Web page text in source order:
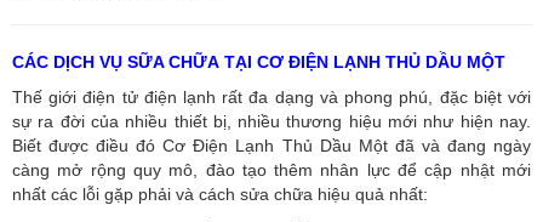
CÁC DỊCH VỤ SỮA CHỮA TẠI CƠ ĐIỆN LẠNH THỦ DẦU MỘT
Thế giới điện tử điện lạnh rất đa dạng và phong phú, đặc biệt với
sự ra đời của nhiều thiết bị, nhiều thương hiệu mới như hiện nay.
Biết được điều đó Cơ Điện Lạnh Thủ Dầu Một đã và đang ngày
càng mở rộng quy mô, đào tạo thêm nhân lực để cập nhật mới
nhất các lỗi gặp phải và cách sửa chữa hiệu quả nhất: